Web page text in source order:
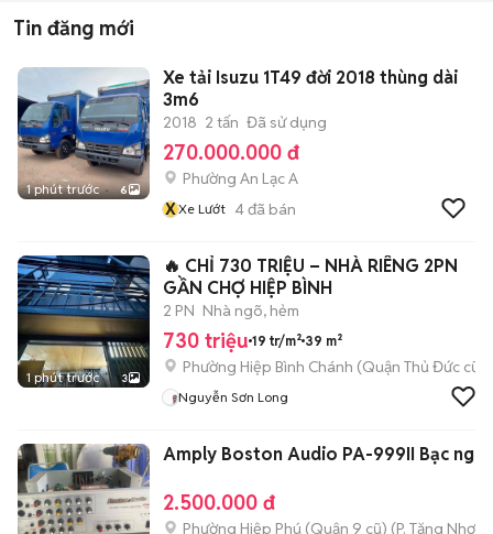
Tin đăng mới
1 phút trước 6
Xe tải Isuzu 1T49 đời 2018 thùng dài
3m6
2018 2 tấn Đã sử dụng
270.000.000 đ
Phường An Lạc A
XXe Lướt 4đã bán
1 phút trước 3
🔥 CHỈ 730 TRIỆU – NHÀ RIÊNG 2PN
GẦN CHỢ HIỆP BÌNH
2 PN Nhà ngõ, hẻm
730 triệu 19 tr/m² 39 m²
Phường Hiệp Bình Chánh (Quận Thủ Đức cũ)
Nguyễn Sơn Long
Amply Boston Audio PA-999II Bạc
2.500.000 đ
Phường Hiệp Phú (Quận 9 cũ) (P. Tăng Nhơn